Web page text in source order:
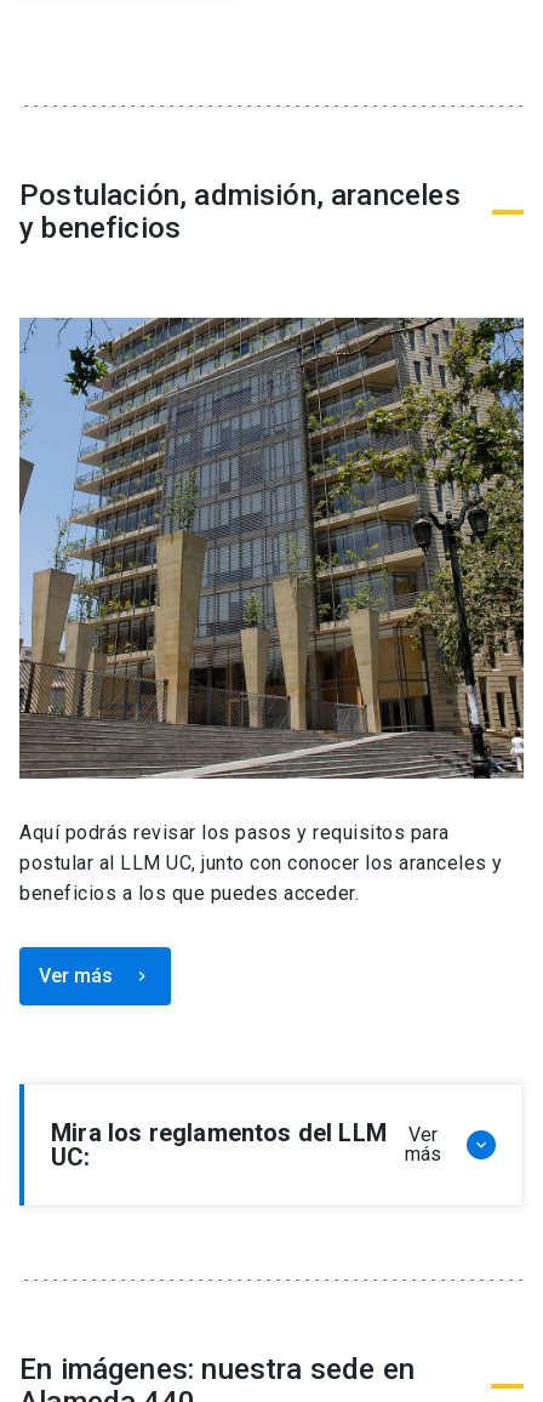
Postulación, admisión, aranceles
y beneficios
Aquí podrás revisar los pasos y requisitos para
postular al LLM UC, junto con conocer los aranceles y
beneficios a los que puedes acceder.
Ver más keyboard_arrow_right
Mira los reglamentos del LLM
UC:
Ver
más
keyboard_arrow_down
Reglamento de Becas y Descuentos Programa
de Magíster en Derecho, LLM
En imágenes: nuestra sede en